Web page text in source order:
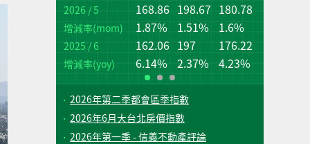
2026 / 5 168.86 198.67 180.78
增減率(mom) 1.87% 1.51% 1.6%
2025 / 6 162.06 197 176.22
增減率(yoy) 6.14% 2.37% 4.23%
2026年第二季都會區季指數
2026年6月大台北房價指數
2026年第一季 - 信義不動產評論